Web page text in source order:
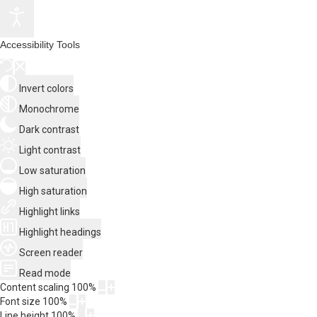
Accessibility Tools
Invert colors
Monochrome
Dark contrast
Light contrast
Low saturation
High saturation
Highlight links
Highlight headings
Screen reader
Read mode
Content scaling 100%
Font size 100%